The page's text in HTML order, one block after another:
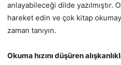
anlayabileceği dilde yazılmıştır.
hareket edin ve çok kitap
zaman tanıyın.
Okuma hızını düşüren